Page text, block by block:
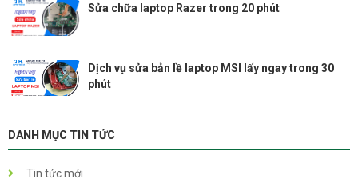
Sửa chữa laptop Razer trong 20 phút
Dịch vụ sửa bản lề laptop MSI lấy ngay trong 30
phút
DANH MỤC TIN TỨC
Tin tức mới